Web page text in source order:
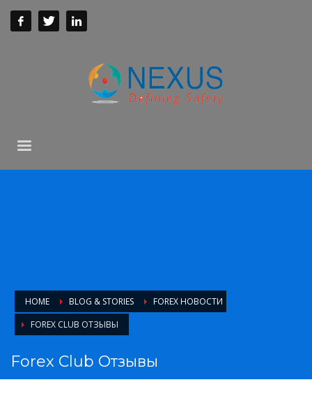
HOME BLOG & STORIES
FOREX НОВОСТИ
FOREX CLUB ОТЗЫВЫ
Forex Club Отзывы